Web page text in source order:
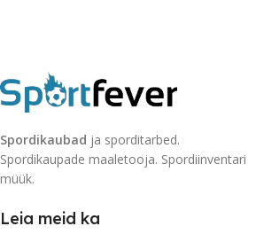
Spordikaubad ja sporditarbed.
Spordikaupade maaletooja. Spordiinventari
müük.
Leia meid ka